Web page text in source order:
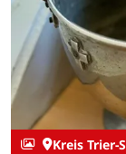
Kreis Trier-